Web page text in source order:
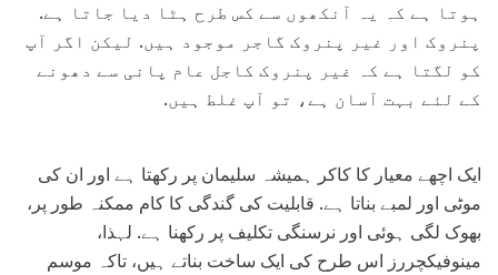
ہوتا ہے کہ یہ آنکھوں سے کس طرح ہٹا دیا جاتا ہے.
پنروک اور غیر پنروک گاجر موجود ہیں. لیکن اگر آپ
کو لگتا ہے کہ غیر پنروک کاجل عام پانی سے دھونے
کے لئے بہت آسان ہے، تو آپ غلط ہیں.
ایک اچھے معیار کا کاکر ہمیشہ سلیمان پر رکھتا ہے اور ان کی
موٹی اور لمبے بناتا ہے. قابلیت کی گندگی کا کام ممکنہ طور پر،
بھوک لگی ہوئی اور نرسنگی تکلیف پر رکھنا ہے. لہذا،
مینوفیکچررز اس طرح کی ایک ساخت بناتے ہیں، تاکہ موسم